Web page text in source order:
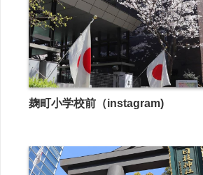
麹町小学校前（instagram)